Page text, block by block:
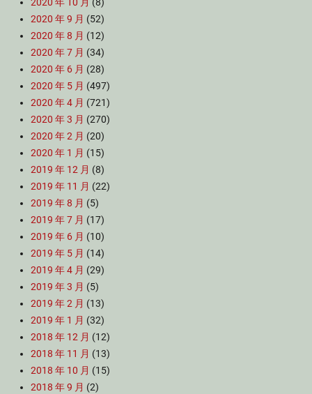
2020 年 9 月 (52)
2020 年 8 月 (12)
2020 年 7 月 (34)
2020 年 6 月 (28)
2020 年 5 月 (497)
2020 年 4 月 (721)
2020 年 3 月 (270)
2020 年 2 月 (20)
2020 年 1 月 (15)
2019 年 12 月 (8)
2019 年 11 月 (22)
2019 年 8 月 (5)
2019 年 7 月 (17)
2019 年 6 月 (10)
2019 年 5 月 (14)
2019 年 4 月 (29)
2019 年 3 月 (5)
2019 年 2 月 (13)
2019 年 1 月 (32)
2018 年 12 月 (12)
2018 年 11 月 (13)
2018 年 10 月 (15)
2018 年 9 月 (2)